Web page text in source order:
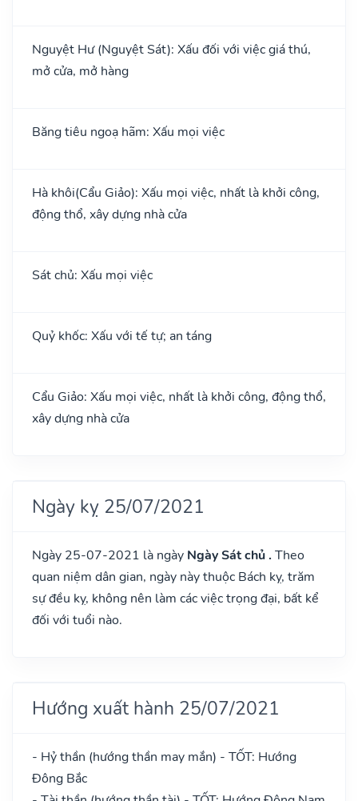
Nguyệt Hư (Nguyệt Sát): Xấu đối với việc giá thú,
mở cửa, mở hàng
Băng tiêu ngoạ hãm: Xấu mọi việc
Hà khôi(Cẩu Giảo): Xấu mọi việc, nhất là khởi công,
động thổ, xây dựng nhà cửa
Sát chủ: Xấu mọi việc
Quỷ khốc: Xấu với tế tự; an táng
Cẩu Giảo: Xấu mọi việc, nhất là khởi công, động thổ,
xây dựng nhà cửa
Ngày kỵ 25/07/2021
Ngày 25-07-2021 là ngày Ngày Sát chủ . Theo
quan niệm dân gian, ngày này thuộc Bách kỵ, trăm
sự đều kỵ, không nên làm các việc trọng đại, bất kể
đối với tuổi nào.
Hướng xuất hành 25/07/2021
- Hỷ thần (hướng thần may mắn) - TỐT: Hướng
Đông Bắc